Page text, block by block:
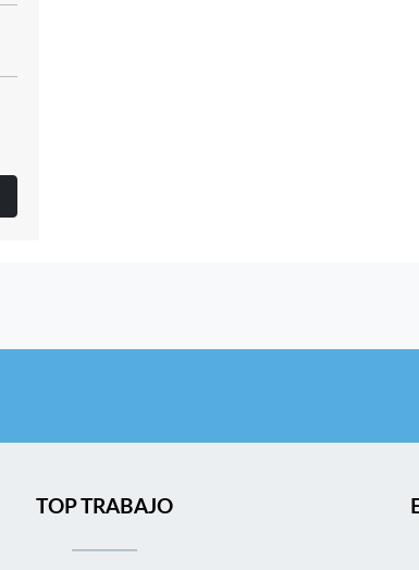
TOP TRABAJO